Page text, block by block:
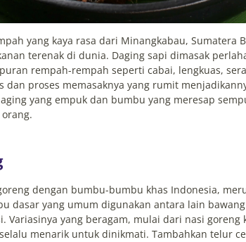
yang kaya rasa dari Minangkabau, Sumatera
terenak di dunia. Daging sapi dimasak
rempah-rempah seperti cabai, lengkuas,
dan proses memasaknya yang rumit
yang empuk dan bumbu yang meresap
dengan bumbu-bumbu khas Indonesia,
dasar yang umum digunakan antara lain
Variasinya yang beragam, mulai dari nasi
menarik untuk dinikmati. Tambahkan telur